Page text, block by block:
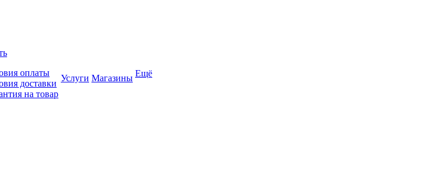
оплаты
доставки
на товар
Услуги Магазины Ещё